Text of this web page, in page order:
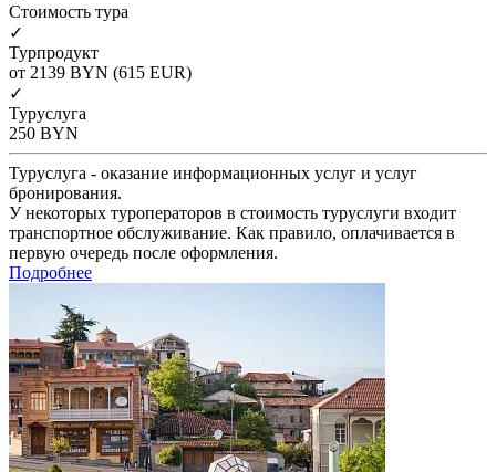
Cтоимость тура
✓
Турпродукт
от 2139 BYN (615 EUR)
✓
Туруслуга
250 BYN
Туруслуга - оказание информационных услуг и услуг
бронирования.
У некоторых туроператоров в стоимость туруслуги входит
транспортное обслуживание. Как правило, оплачивается в
первую очередь после оформления.
Подробнее